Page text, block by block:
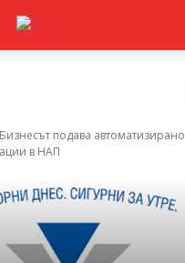
Бизнесът подава автоматизирано
в НАП